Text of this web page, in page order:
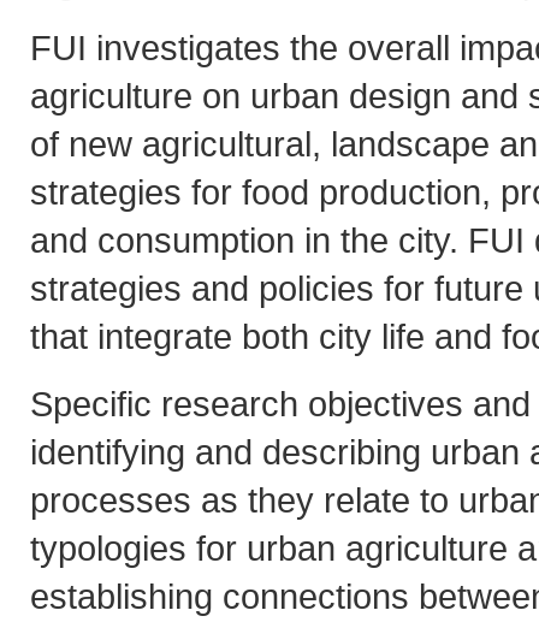
FUI investigates the overall
agriculture on urban design and
of new agricultural, landscape
strategies for food production,
and consumption in the city. FUI
strategies and policies for future
that integrate both city life and
Specific research objectives
identifying and describing urban
processes as they relate to
typologies for urban agriculture
establishing connections